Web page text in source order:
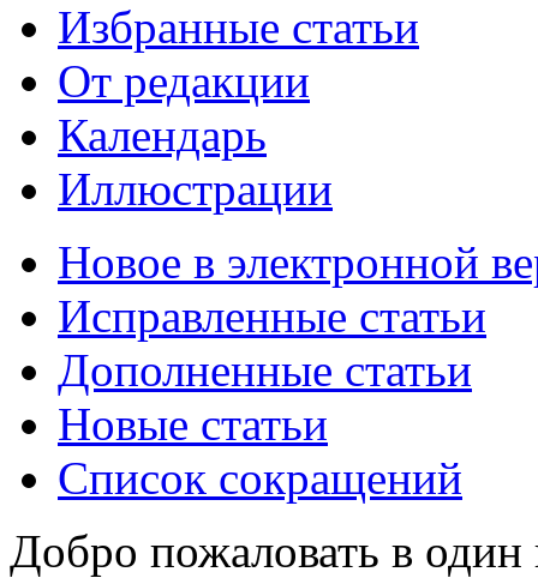
Избранные статьи
От редакции
Календарь
Иллюстрации
Новое в электронной
Исправленные статьи
Дополненные статьи
Новые статьи
Список сокращений
Добро пожаловать в